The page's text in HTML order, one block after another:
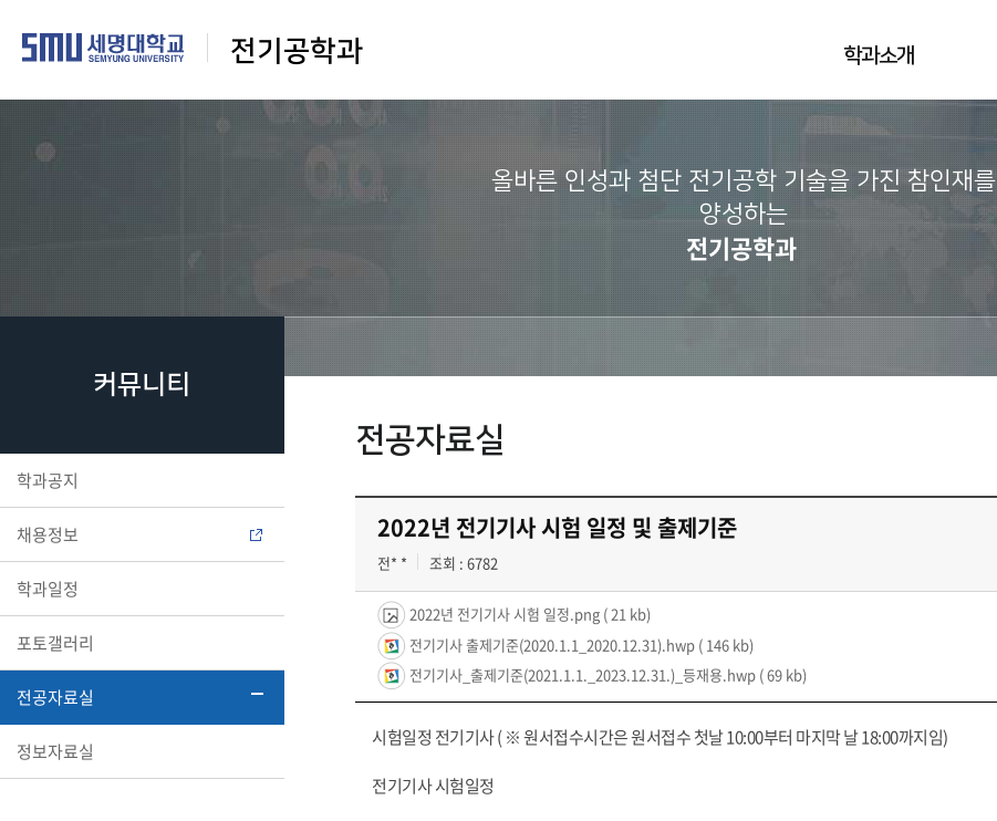
전기공학과 학과소개
올바른 인성과 첨단 전기공학 기술을 가진 참인재를
양성하는
전기공학과
커뮤니티
학과공지
채용정보
학과일정
포토갤러리
전공자료실
정보자료실
전공자료실
2022년 전기기사 시험 일정 및 출제기준
전* * 조회 : 6782
2022년 전기기사 시험 일정.png ( 21 kb)
전기기사 출제기준(2020.1.1_2020.12.31).hwp ( 146 kb)
전기기사_출제기준(2021.1.1._2023.12.31.)_등재용.hwp ( 69 kb)
시험일정 전기기사 ( ※ 원서접수시간은 원서접수 첫날 10:00부터 마지막 날 18:00까지임)
전기기사 시험일정